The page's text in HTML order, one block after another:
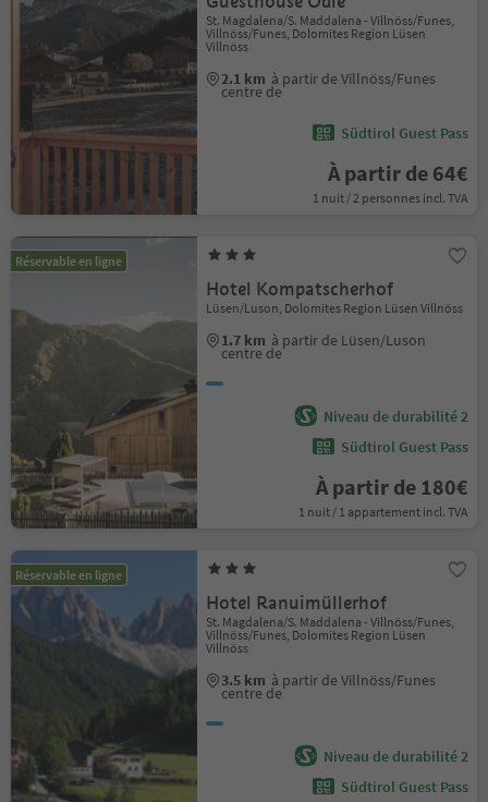
St. Magdalena/S. Maddalena - Villnöss/Funes,
Villnöss/Funes, Dolomites Region Lüsen
Villnöss
2.1 km à partir de Villnöss/Funes
centre de
Südtirol Guest Pass
À partir de 64€
1 nuit / 2 personnes incl. TVA
Réservable en ligne
Hotel Kompatscherhof
Lüsen/Luson, Dolomites Region Lüsen Villnöss
1.7 km à partir de Lüsen/Luson
centre de
Niveau de durabilité 2
Südtirol Guest Pass
À partir de 180€
1 nuit / 1 appartement incl. TVA
Réservable en ligne
Hotel Ranuimüllerhof
St. Magdalena/S. Maddalena - Villnöss/Funes,
Villnöss/Funes, Dolomites Region Lüsen
Villnöss
3.5 km à partir de Villnöss/Funes
centre de
Niveau de durabilité 2
Südtirol Guest Pass